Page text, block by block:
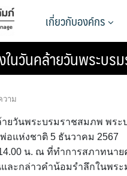
เกี่ยวกับองค์กร
นวันคล้ายวันพระบ
วาม
ยวันพระบรมราชสมภพ พร
อแห่งชาติ 5 ธันวาคม 2567
น. ณ ที่ทำการสภาทนา
และกล่าวคำน้อมรำลึกในพ